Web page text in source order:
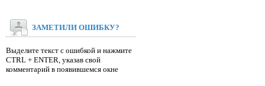
ЗАМЕТИЛИ ОШИБКУ?
Выделите текст с ошибкой и нажмите
CTRL + ENTER, указав свой
комментарий в появившемся окне